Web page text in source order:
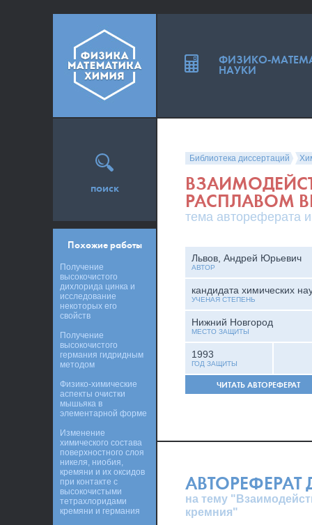
Библиотека диссертаций
РАСПЛАВОМ
тема автореферата
Львов, Андрей Юрьевич
АВТОР
кандидата химических
УЧЕНАЯ СТЕПЕНЬ
Нижний Новгород
МЕСТО ЗАЩИТЫ
1993
ГОД ЗАЩИТЫ
ЧИТАТЬ АВТОРЕФЕРАТ
АВТОРЕФЕРАТ
на тему
кремния"
поиск
Похожие работы
Получение
высокочистого
дихлорида цинка и
исследование
некоторых его
свойств
Получение
высокочистого
германия гидридным
методом
Физико-химические
аспекты очистки
мышьяка в
элементарной форме
Изменение
химического состава
поверхностного слоя
никеля, ниобия,
кремяни и их оксидов
при контакте с
высокочистыми
тетрахлоридами
кремяни и германия
ФИЗИКО-
НАУКИ